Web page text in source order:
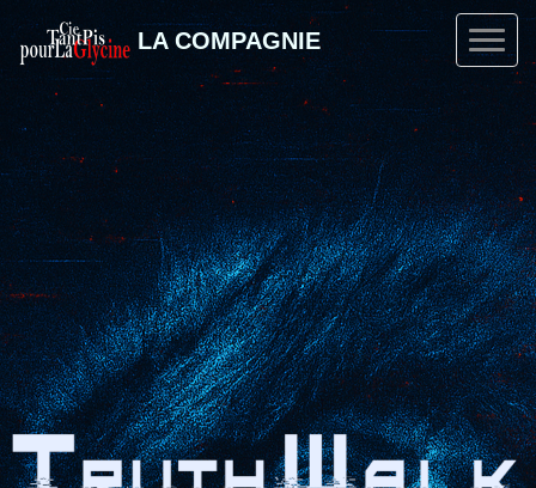
LA COMPAGNIE